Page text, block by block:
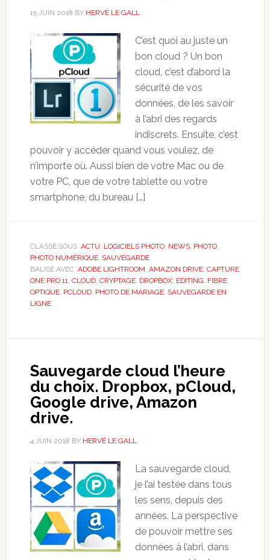
15 JUIN 2018 BY HERVÉ LE GALL
C’est quoi au juste un
bon cloud ? Un bon
cloud, c’est d’abord la
sécurité de vos
données, de les savoir
à l’abri des regards
indiscrets. Ensuite, c’est
pouvoir y accéder quand vous voulez, de
n’importe où. Aussi bien de votre Mac ou de
votre PC, que de votre tablette ou votre
smartphone, du bureau […]
CLASSÉ SOUS :ACTU LOGICIELS PHOTO, NEWS, PHOTO,
PHOTO NUMÉRIQUE, SAUVEGARDE
BALISÉ AVEC :ADOBE LIGHTROOM AMAZON DRIVE, CAPTURE
ONE PRO 11 CLOUD, CRYPTAGE, DROPBOX, EDITING FIBRE
OPTIQUE, PCLOUD, PHOTO DE MARIAGE, SAUVEGARDE EN
LIGNE
Sauvegarde cloud l’heure
du choix. Dropbox, pCloud,
Google drive, Amazon
drive.
4 JUIN 2018 BY HERVÉ LE GALL
La sauvegarde cloud,
je l’ai testée dans tous
les sens, depuis des
années. La perspective
de pouvoir mettre ses
données à l’abri, dans